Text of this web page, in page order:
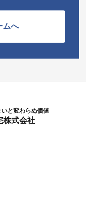
ムへ
と変わらぬ価値
株式会社